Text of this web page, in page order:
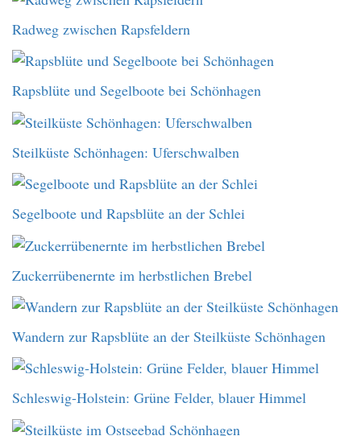
Radweg zwischen Rapsfeldern
Rapsblüte und Segelboote bei Schönhagen
Steilküste Schönhagen: Uferschwalben
Segelboote und Rapsblüte an der Schlei
Zuckerrübenernte im herbstlichen Brebel
Wandern zur Rapsblüte an der Steilküste Schönhagen
Schleswig-Holstein: Grüne Felder, blauer Himmel